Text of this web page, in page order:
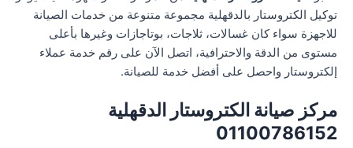
توكيل الكتروستار بالدقهلية مجموعة متنوعة من خدمات الصيانة
للاجهزة سواء كان غسالات، ثلاجات، بوتاجازات وغيرها بأعلى
مستوى من الدقة والاحترافية، اتصل الآن على رقم خدمة عملاء
إلكتروستار واحصل على أفضل خدمة للصيانة.
مركز صيانة الكتروستار الدقهلية
01100786152